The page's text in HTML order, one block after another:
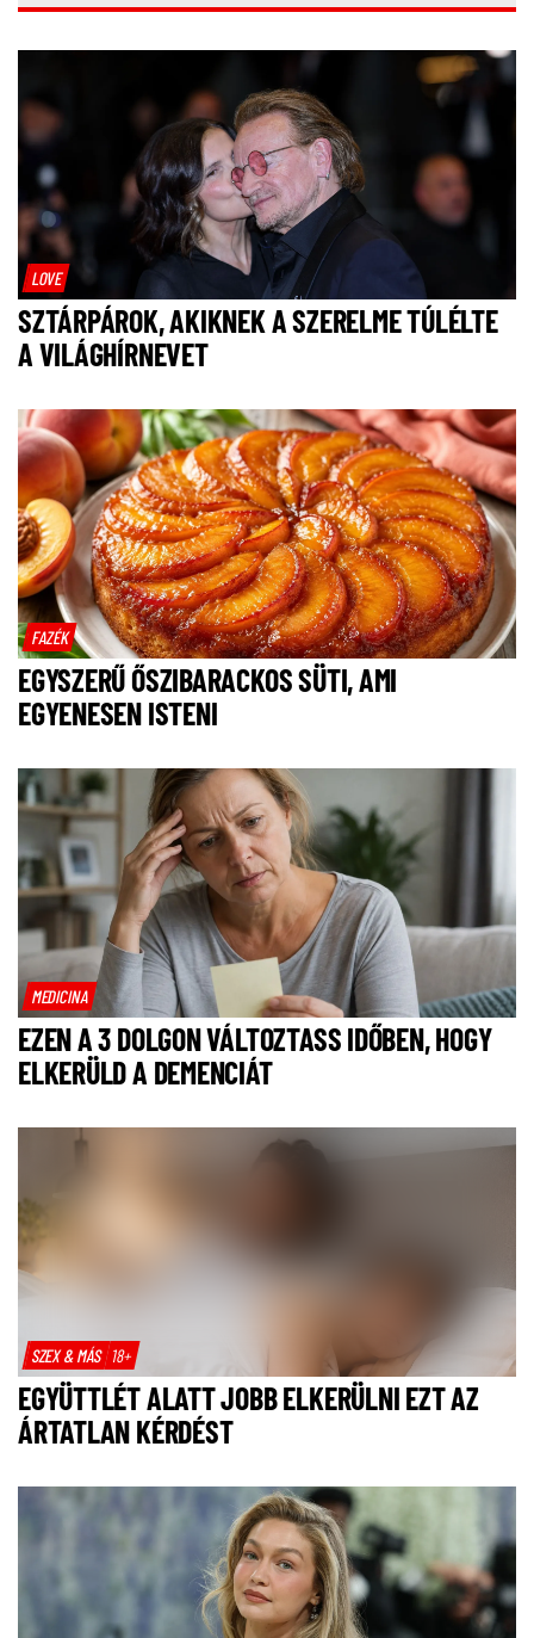
LOVE
SZTÁRPÁROK, AKIKNEK A SZERELME TÚLÉLTE
A VILÁGHÍRNEVET
FAZÉK
EGYSZERŰ ŐSZIBARACKOS SÜTI, AMI
EGYENESEN ISTENI
MEDICINA
EZEN A 3 DOLGON VÁLTOZTASS IDŐBEN, HOGY
ELKERÜLD A DEMENCIÁT
SZEX & MÁS 18+
EGYÜTTLÉT ALATT JOBB ELKERÜLNI EZT AZ
ÁRTATLAN KÉRDÉST